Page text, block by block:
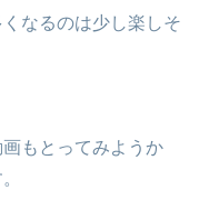
なるのは少し楽しそ
もとってみようか